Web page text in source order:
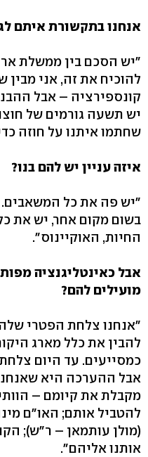
אנחנו בתקשורת איתם
"יש הסכם בין ממשלת
להוכיח את זה, אני מבין
קונספירציה – אבל
יש תשעה גורמים של
שחתמו איתנו על חוזה
איזה עניין יש להם בנו?
"יש פה את כל המשאבים.
בשום מקום אחר, יש את
החיות, האוקיינוס".
אבל כאינטליגנציה
מועילים להם?
"אנחנו צלחת הפטרי
להבין את כלל מארג
כמסייעים. עד היום
אבל ההערכה היא
מקבלת את קיומם –
להטביל אותם; האו"ם
(מולן עותמאן – ר"ש);
אותנו אליהם".